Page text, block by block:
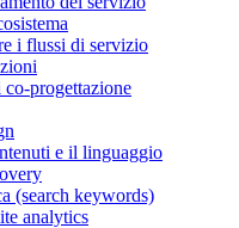
i flussi di servizio
progettazione
e il linguaggio
(search keywords)
analytics